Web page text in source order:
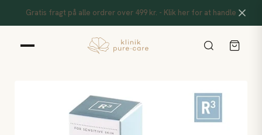
Gratis fragt på alle ordrer over 499 kr. - Klik her for at handle